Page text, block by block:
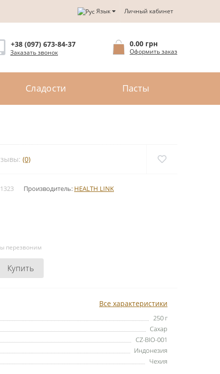
Язык Личный кабинет
+38 (097) 673-84-37
Заказать звонок
0.00 грн
Оформить заказ
Сладости Пасты
(0)
1323 Производитель: HEALTH LINK
перезвоним
Купить
Все характеристики
250 г
Сахар
CZ-BIO-001
Индонезия
Чехия